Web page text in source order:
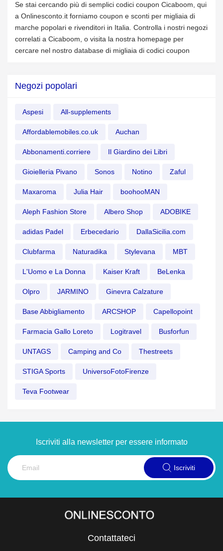
Se stai cercando più di semplici codici coupon Cicaboom, qui
a Onlinesconto.it forniamo coupon e sconti per migliaia di
marche popolari e rivenditori in Italia. Controlla i nostri negozi
correlati a Cicaboom, o visita la nostra homepage per
cercare nel nostro database di migliaia di codici coupon
Negozi popolari
Aspesi All-supplements
Affordablemobiles.co.uk Auchan
Abbonamenti.corriere Il Giardino dei Libri
Gioielleria Pivano Sonos Notino Zaful
Maxaroma Julia Hair boohooMAN
Aleph Fashion Store Albero Shop ADOBIKE
adidas Padel Erbecedario DallaSicilia.com
Clubfarma Naturadika Stylevana MBT
L'Uomo e La Donna Kaiser Kraft BeLenka
Olpro JARMINO Ginevra Calzature
Base Abbigliamento ARCSHOP Capellopoint
Farmacia Gallo Loreto Logitravel Busforfun
UNTAGS Camping and Co Thestreets
STIGA Sports UniversoFotoFirenze
Teva Footwear
Iscriviti alla newsletter per essere informato
Iscriviti
Contattateci